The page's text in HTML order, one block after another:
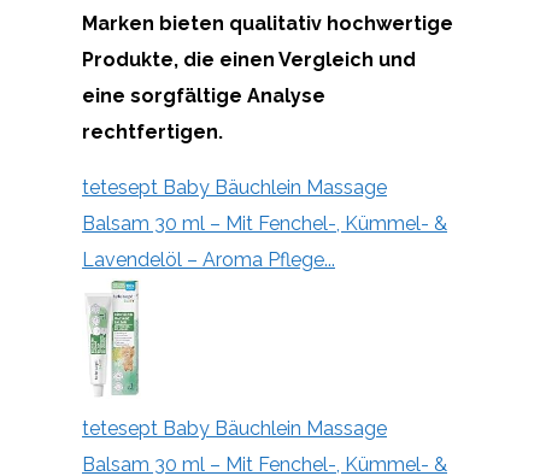
Marken bieten qualitativ hochwertige
Produkte, die einen Vergleich und
eine sorgfältige Analyse
rechtfertigen.
tetesept Baby Bäuchlein Massage
Balsam 30 ml – Mit Fenchel-, Kümmel- &
Lavendelöl – Aroma Pflege...
tetesept Baby Bäuchlein Massage
Balsam 30 ml – Mit Fenchel-, Kümmel- &